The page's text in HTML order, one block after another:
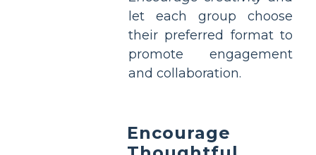
let each group choose
their preferred format to
promote engagement
and collaboration.
Encourage